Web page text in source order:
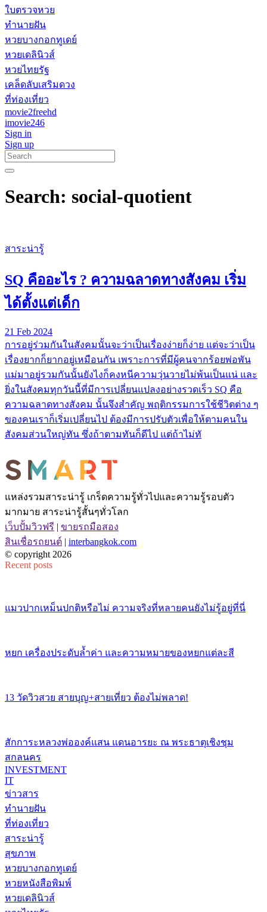
ใบตรวจหวย
ทำนายฝัน
หวยบางกอกทูเดย์
หวยเดลินิวส์
หวยไทยรัฐ
เคล็ดลับเสริมดวง
ที่ท่องเที่ยว
movie2freehd
imovie246
Sign in
Sign up
Search: social-quotient
สาระน่ารู้
SQ คืออะไร ? ความฉลาดทางสังคม เริ่ม
ได้ตั้งแต่เด็ก
21 Feb 2024
การอยู่ร่วมกันในสังคมนั้นจะว่าเป็นเรื่องง่ายก็ง่าย แต่จะว่าเป็น
เรื่องยากก็ยากอยู่เหมือนกัน เพราะการที่มีผู้คนจากร้อยพ่อพัน
แม่มาอยู่รวมกันนั้นยังไงก็คงหนีความวุ่นวายไม่พ้นเป็นแน่ และ
ยิ่งในสังคมทุกวันนี้ที่มีการเปลี่ยนแปลงอย่างรวดเร็ว SQ คือ
ความฉลาดทางสังคม นั้นจึงสำคัญ พฤติกรรมการใช้ชีวิตต่าง ๆ
ของคนเราก็เริ่มเปลี่ยนไป ต้องมีการปรับตัวเพื่อให้ตามคนใน
สังคมส่วนใหญ่ทัน ซึ่งถ้าตามทันก็ดีไป แต่ถ้าไม่ทั
แหล่งรวมสาระน่ารู้ เกร็ดความรู้ทั่วไปและความรู้รอบตัว
มากมาย สาระน่ารู้สั้นๆทั่วโลก
เว็บปั้มวิวฟรี | ขายรถมือสอง
สินเชื่อรถยนต์ | interbangkok.com
© copyright 2026
Recent posts
แมวปากเหม็นปกติหรือไม่ ความจริงที่หลายคนยังไม่รู้อยู่ที่นี่
หยก เครื่องประดับล้ำค่า และความหมายของหยกแต่ละสี
13 วัดวิวสวย สายบุญ+สายเที่ยว ต้องไม่พลาด!
สักการะหลวงพ่อองค์แสน แดนอารยะ ณ พระธาตุเชิงชุม
สกลนคร
INVESTMENT
IT
ข่าวสาร
ทำนายฝัน
ที่ท่องเที่ยว
สาระน่ารู้
สุขภาพ
หวยบางกอกทูเดย์
หวยหนังสือพิมพ์
หวยเดลินิวส์